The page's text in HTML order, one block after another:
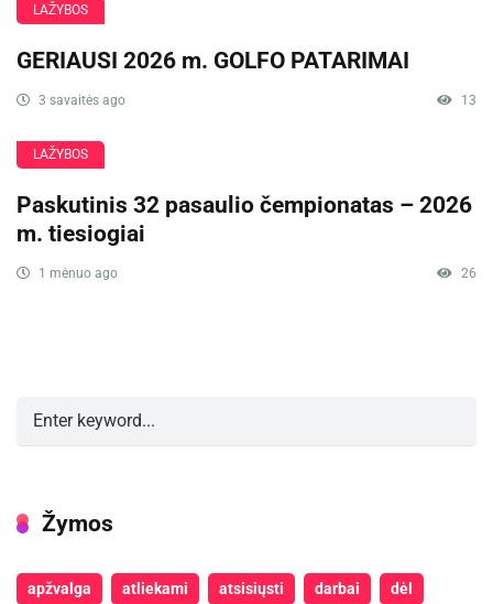
LAŽYBOS
GERIAUSI 2026 m. GOLFO PATARIMAI
3 savaitės ago 13
LAŽYBOS
Paskutinis 32 pasaulio čempionatas – 2026
m. tiesiogiai
1 mėnuo ago 26
Žymos
apžvalga atliekami atsisiųsti darbai dėl